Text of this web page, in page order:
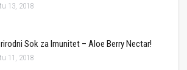
13, 2018
Sok za Imunitet – Aloe Berry Nectar!
11, 2018